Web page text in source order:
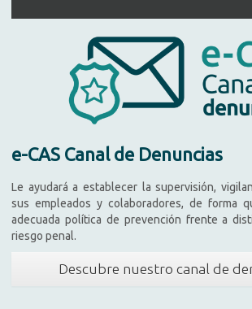
e-CAS Canal de Denuncias
Le ayudará a establecer la supervisión,
sus empleados y colaboradores, de forma
adecuada política de prevención frente a
riesgo penal.
Descubre nuestro canal de